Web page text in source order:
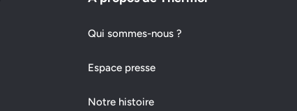
Qui sommes-nous ?
Espace presse
Notre histoire